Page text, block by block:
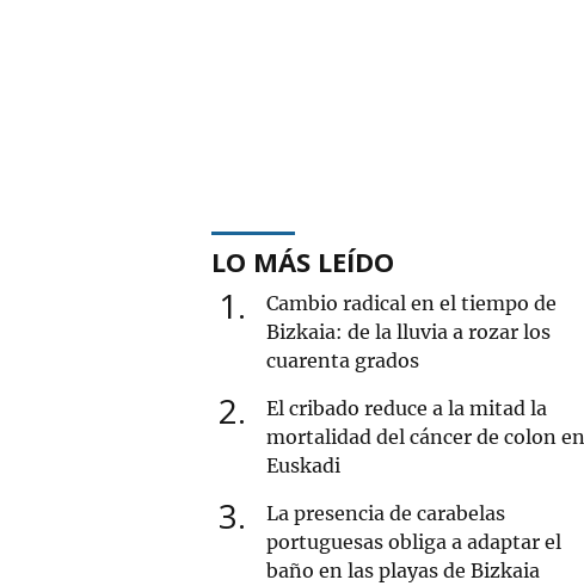
LO MÁS LEÍDO
1
Cambio radical en el tiempo de
Bizkaia: de la lluvia a rozar los
cuarenta grados
2
El cribado reduce a la mitad la
mortalidad del cáncer de colon en
Euskadi
3
La presencia de carabelas
portuguesas obliga a adaptar el
baño en las playas de Bizkaia